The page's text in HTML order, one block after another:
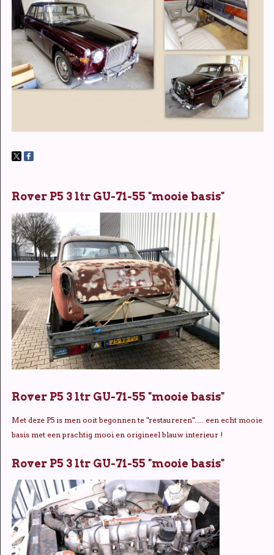
Rover P5 3 ltr GU-71-55 "mooie basis"
Rover P5 3 ltr GU-71-55 "mooie basis"
Met deze P5 is men ooit begonnen te "restaureren"..... een echt mooie
basis met een prachtig mooi en origineel blauw interieur !
Rover P5 3 ltr GU-71-55 "mooie basis"